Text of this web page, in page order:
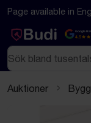
Hoppa till innehåll
Textbaserad
Page available in
Google
4.5
Sök
Auktioner